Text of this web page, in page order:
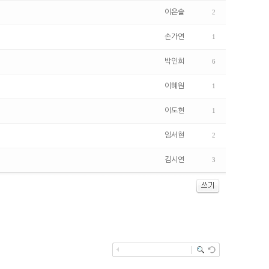
이은솔 2
손가연 1
박인희 6
이혜원 1
이도현 1
임서현 2
김시연 3